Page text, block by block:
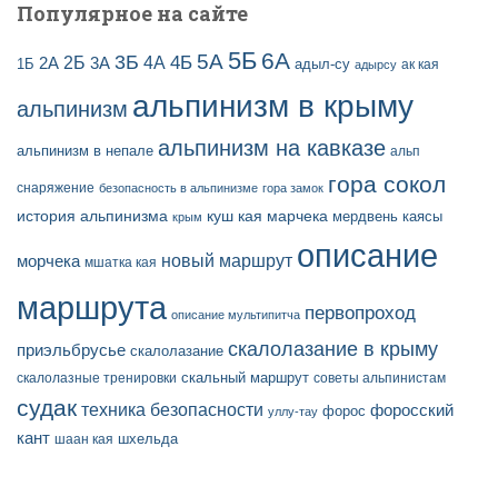
Популярное на сайте
1Б 2А 2Б 3А 3Б 4А 4Б 5А 5Б 6А адыл-су адырсу ак кая
альпинизм альпинизм в крыму
альпинизм в непале альпинизм на кавказе альп
снаряжение безопасность в альпинизме гора замок гора сокол
история альпинизма крым куш кая марчека мердвень каясы
морчека мшатка кая новый маршрут описание
маршрута описание мультипитча первопроход
приэльбрусье скалолазание скалолазание в крыму
скалолазные тренировки скальный маршрут советы альпинистам
судак техника безопасности уллу-тау форос форосский
кант шаан кая шхельда